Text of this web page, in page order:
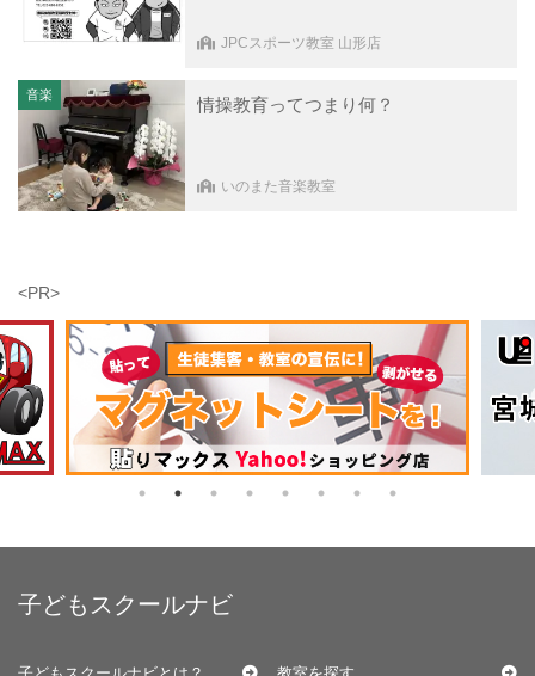
JPCスポーツ教室 山形店
音楽 情操教育ってつまり何？
いのまた音楽教室
<PR>
子どもスクールナビ